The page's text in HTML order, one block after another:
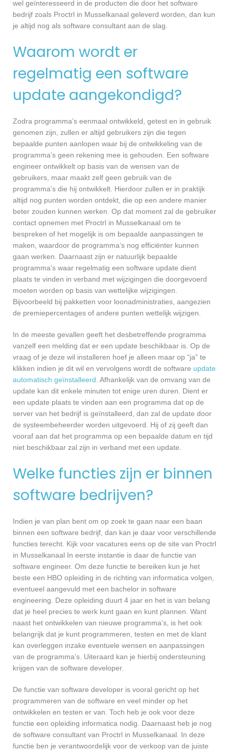
wel geïnteresseerd in de producten die door het software
bedrijf zoals Proctrl in Musselkanaal geleverd worden, dan kun
je altijd nog als software consultant aan de slag.
Waarom wordt er
regelmatig een software
update aangekondigd?
Zodra programma’s eenmaal ontwikkeld, getest en in gebruik
genomen zijn, zullen er altijd gebruikers zijn die tegen
bepaalde punten aanlopen waar bij de ontwikkeling van de
programma’s geen rekening mee is gehouden. Een software
engineer ontwikkelt op basis van de wensen van de
gebruikers, maar maakt zelf geen gebruik van de
programma’s die hij ontwikkelt. Hierdoor zullen er in praktijk
altijd nog punten worden ontdekt, die op een andere manier
beter zouden kunnen werken. Op dat moment zal de gebruiker
contact opnemen met Proctrl in Musselkanaal om te
bespreken of het mogelijk is om bepaalde aanpassingen te
maken, waardoor de programma’s nog efficiënter kunnen
gaan werken. Daarnaast zijn er natuurlijk bepaalde
programma’s waar regelmatig een software update dient
plaats te vinden in verband met wijzigingen die doorgevoerd
moeten worden op basis van wettelijke wijzigingen.
Bijvoorbeeld bij pakketten voor loonadministraties, aangezien
de premiepercentages of andere punten wettelijk wijzigen.
In de meeste gevallen geeft het desbetreffende programma
vanzelf een melding dat er een update beschikbaar is. Op de
vraag of je deze wil installeren hoef je alleen maar op “ja” te
klikken indien je dit wil en vervolgens wordt de software update
automatisch geïnstalleerd . Afhankelijk van de omvang van de
update kan dit enkele minuten tot enige uren duren. Dient er
een update plaats te vinden aan een programma dat op de
server van het bedrijf is geïnstalleerd, dan zal de update door
de systeembeheerder worden uitgevoerd. Hij of zij geeft dan
vooraf aan dat het programma op een bepaalde datum en tijd
niet beschikbaar zal zijn in verband met een update.
Welke functies zijn er binnen
software bedrijven?
Indien je van plan bent om op zoek te gaan naar een baan
binnen een software bedrijf, dan kan je daar voor verschillende
functies terecht. Kijk voor vacatures eens op de site van Proctrl
in Musselkanaal In eerste instantie is daar de functie van
software engineer. Om deze functie te bereiken kun je het
beste een HBO opleiding in de richting van informatica volgen,
eventueel aangevuld met een bachelor in software
engineering. Deze opleiding duurt 4 jaar en het is van belang
dat je heel precies te werk kunt gaan en kunt plannen. Want
naast het ontwikkelen van nieuwe programma’s, is het ook
belangrijk dat je kunt programmeren, testen en met de klant
kan overleggen inzake eventuele wensen en aanpassingen
van de programma’s. Uiteraard kan je hierbij ondersteuning
krijgen van de software developer.
De functie van software developer is vooral gericht op het
programmeren van de software en veel minder op het
ontwikkelen en testen er van. Toch heb je ook voor deze
functie een opleiding informatica nodig. Daarnaast heb je nog
de software consultant van Proctrl in Musselkanaal. In deze
functie ben je verantwoordelijk voor de verkoop van de juiste